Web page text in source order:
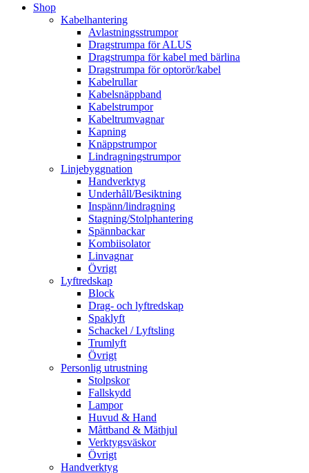
Shop
Kabelhantering
Avlastningsstrumpor
Dragstrumpa för ALUS
Dragstrumpa för kabel med bärlina
Dragstrumpa för optorör/kabel
Kabelrullar
Kabelsnäppband
Kabelstrumpor
Kabeltrumvagnar
Kapning
Knäppstrumpor
Lindragningstrumpor
Linjebyggnation
Handverktyg
Underhåll/Besiktning
Inspänn/lindragning
Stagning/Stolphantering
Spännbackar
Kombiisolator
Linvagnar
Övrigt
Lyftredskap
Block
Drag- och lyftredskap
Spaklyft
Schackel / Lyftsling
Trumlyft
Övrigt
Personlig utrustning
Stolpskor
Fallskydd
Lampor
Huvud & Hand
Måttband & Mäthjul
Verktygsväskor
Övrigt
Handverktyg